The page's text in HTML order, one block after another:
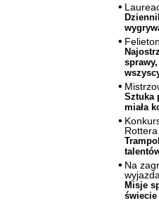
Sztuka
miała
Rottera
Na
Misje